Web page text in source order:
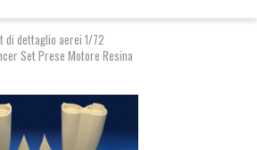
di dettaglio aerei 1/72
Set Prese Motore Resina